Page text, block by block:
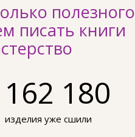
полезного
писать книги
162 180
изделия уже сшили